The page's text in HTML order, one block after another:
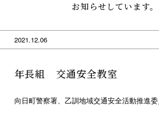
お知らせしています。
年長組 交通安全教室
2021.12.06
向日町警察署、乙訓地域交通安全活動推進